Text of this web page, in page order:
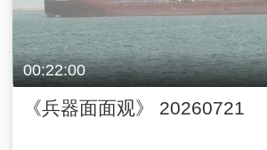
00:22:00
《兵器面面观》 20260721